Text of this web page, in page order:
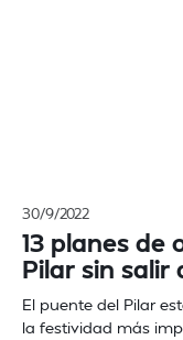
30/9/2022
13 planes de
Pilar sin salir
El puente del Pilar
la festividad más